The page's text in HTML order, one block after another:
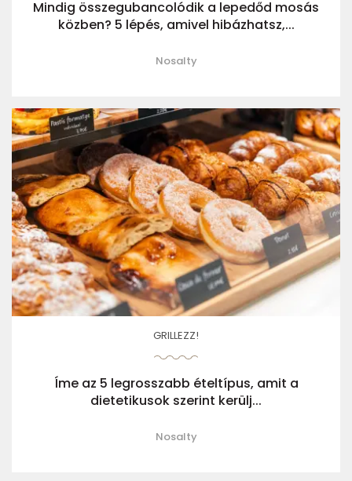
Mindig összegubancolódik a lepedőd mosás
közben? 5 lépés, amivel hibázhatsz,...
Nosalty
GRILLEZZ!
Íme az 5 legrosszabb ételtípus, amit a
dietetikusok szerint kerülj...
Nosalty